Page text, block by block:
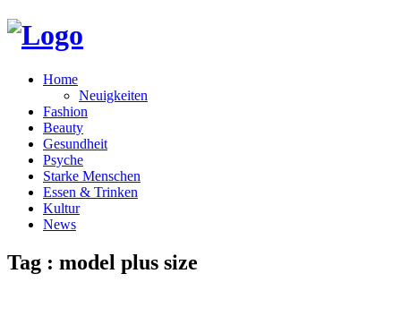
Home
Neuigkeiten
Fashion
Beauty
Gesundheit
Psyche
Starke Menschen
Essen & Trinken
Kultur
News
Tag : model plus size